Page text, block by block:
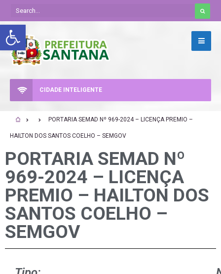
Abrir a barra de ferramentas
CIDADE INTELIGENTE
PORTARIA SEMAD Nº 969-2024 – LICENÇA PREMIO –
HAILTON DOS SANTOS COELHO – SEMGOV
PORTARIA SEMAD Nº
969-2024 – LICENÇA
PREMIO – HAILTON DOS
SANTOS COELHO –
SEMGOV